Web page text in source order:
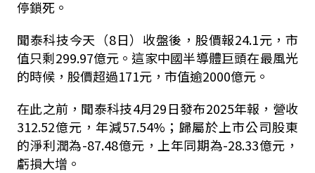
停鎖死。
聞泰科技今天（8日）收盤後，股價報24.1元，市
值只剩299.97億元。這家中國半導體巨頭在最風光
的時候，股價超過171元，市值逾2000億元。
在此之前，聞泰科技4月29日發布2025年報，營收
312.52億元，年減57.54%；歸屬於上市公司股東
的淨利潤為-87.48億元，上年同期為-28.33億元，
虧損大增。